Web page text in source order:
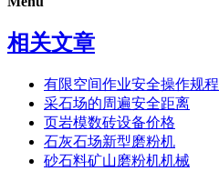
相关文章
有限空间作业安全操作规程
采石场的周遍安全距离
页岩模数砖设备价格
石灰石场新型磨粉机
砂石料矿山磨粉机机械